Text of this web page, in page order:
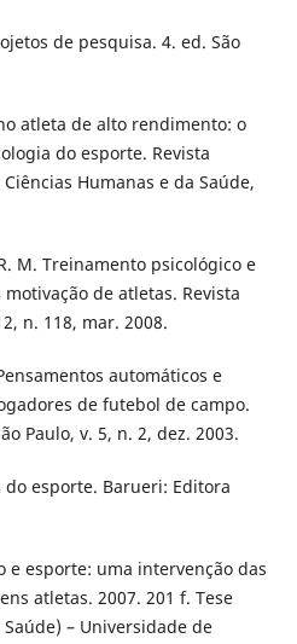
de pesquisa. 4. ed. São
atleta de alto rendimento: o
do esporte. Revista
Humanas e da Saúde,
M. Treinamento psicológico e
de atletas. Revista
n. 118, mar. 2008.
automáticos e
de futebol de campo.
Paulo, v. 5, n. 2, dez. 2003.
do esporte. Barueri: Editora
e esporte: uma intervenção das
atletas. 2007. 201 f. Tese
– Universidade de